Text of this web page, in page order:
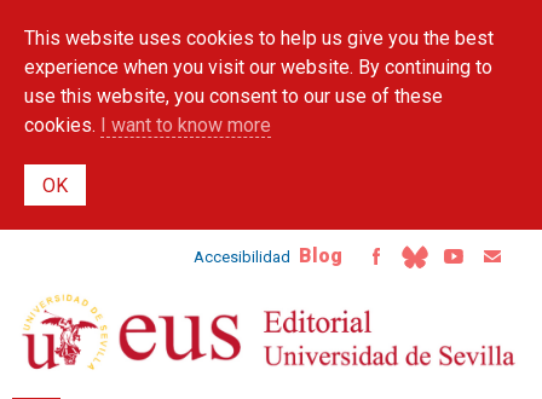
main
content
This website uses cookies to help us give you the best
experience when you visit our website. By continuing to
use this website, you consent to our use of these
cookies. I want to know more
Accesibilidad Blog